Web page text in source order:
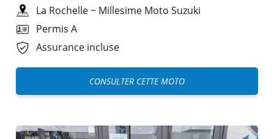
La Rochelle~ Millesime Moto Suzuki
Permis A
Assurance incluse
CONSULTER CETTE MOTO